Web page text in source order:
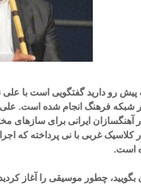
پیش رو دارید گفتگویی است با علی
شبکه فرهنگ انجام شده است.
آهنگسازان ایرانی برای
کلاسیک غربی با نی پرداخته که
است.
بگویید، چطور موسیقی را آغاز